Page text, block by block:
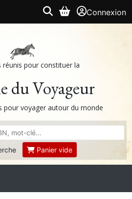
Connexion
réunis pour constituer la
du Voyageur
pour voyager autour du monde
Panier vide